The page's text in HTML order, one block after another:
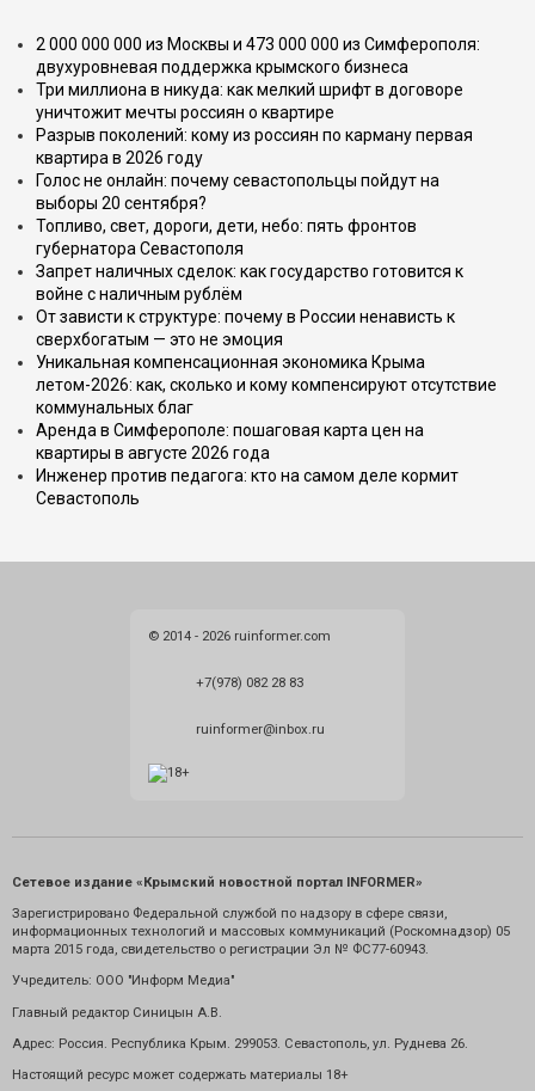
2 000 000 000 из Москвы и 473 000 000 из Симферополя:
двухуровневая поддержка крымского бизнеса
Три миллиона в никуда: как мелкий шрифт в договоре
уничтожит мечты россиян о квартире
Разрыв поколений: кому из россиян по карману первая
квартира в 2026 году
Голос не онлайн: почему севастопольцы пойдут на
выборы 20 сентября?
Топливо, свет, дороги, дети, небо: пять фронтов
губернатора Севастополя
Запрет наличных сделок: как государство готовится к
войне с наличным рублём
От зависти к структуре: почему в России ненависть к
сверхбогатым — это не эмоция
Уникальная компенсационная экономика Крыма
летом-2026: как, сколько и кому компенсируют отсутствие
коммунальных благ
Аренда в Симферополе: пошаговая карта цен на
квартиры в августе 2026 года
Инженер против педагога: кто на самом деле кормит
Севастополь
© 2014 - 2026 ruinformer.com
+7(978) 082 28 83
ruinformer@inbox.ru
Сетевое издание «Крымский новостной портал INFORMER»
Зарегистрировано Федеральной службой по надзору в сфере связи,
информационных технологий и массовых коммуникаций (Роскомнадзор) 05
марта 2015 года, свидетельство о регистрации Эл № ФС77-60943.
Учредитель: ООО "Информ Медиа"
Главный редактор Синицын А.В.
Адрес: Россия. Республика Крым. 299053. Севастополь, ул. Руднева 26.
Настоящий ресурс может содержать материалы 18+